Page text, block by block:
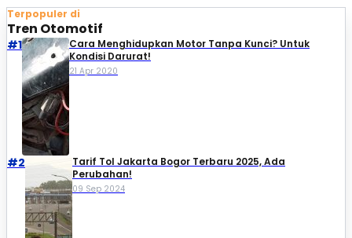
Terpopuler di
Tren Otomotif
#1
Cara Menghidupkan Motor Tanpa Kunci? Untuk
Kondisi Darurat!
21 Apr 2020
#2
Tarif Tol Jakarta Bogor Terbaru 2025, Ada
Perubahan!
09 Sep 2024